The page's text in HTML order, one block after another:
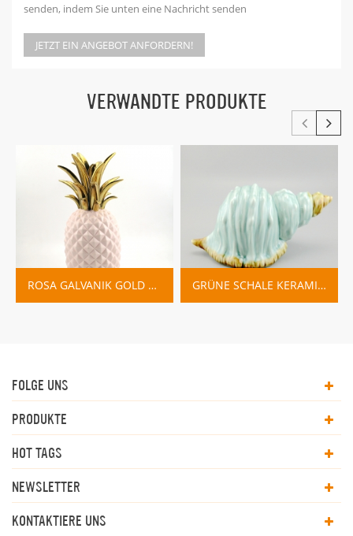
senden, indem Sie unten eine Nachricht senden
JETZT EIN ANGEBOT ANFORDERN!
VERWANDTE PRODUKTE
ROSA GALVANIK GOLD ANANAS FIGUR HAUS DEKO GRÜNE SCHALE KERAMIK SKULPTUR SET
FOLGE UNS
PRODUKTE
HOT TAGS
NEWSLETTER
KONTAKTIERE UNS